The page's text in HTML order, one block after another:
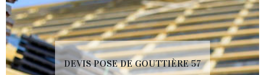
DEVIS POSE DE GOUTTIÈRE 57